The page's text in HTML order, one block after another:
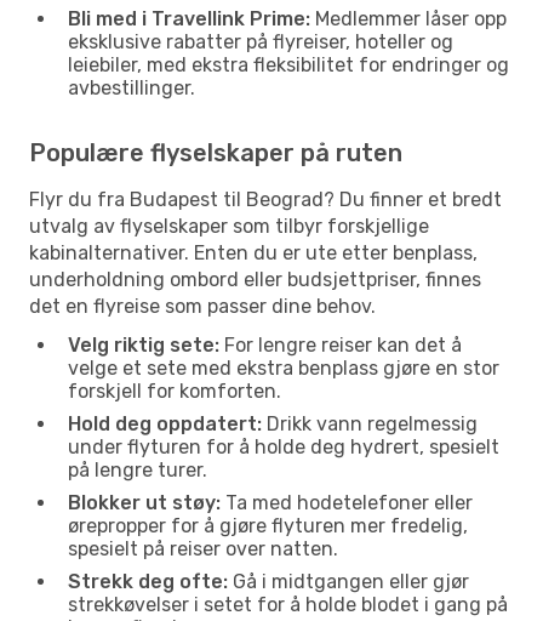
Bli med i Travellink Prime: Medlemmer låser opp
eksklusive rabatter på flyreiser, hoteller og
leiebiler, med ekstra fleksibilitet for endringer og
avbestillinger.
Populære flyselskaper på ruten
Flyr du fra Budapest til Beograd? Du finner et bredt
utvalg av flyselskaper som tilbyr forskjellige
kabinalternativer. Enten du er ute etter benplass,
underholdning ombord eller budsjettpriser, finnes
det en flyreise som passer dine behov.
Velg riktig sete: For lengre reiser kan det å
velge et sete med ekstra benplass gjøre en stor
forskjell for komforten.
Hold deg oppdatert: Drikk vann regelmessig
under flyturen for å holde deg hydrert, spesielt
på lengre turer.
Blokker ut støy: Ta med hodetelefoner eller
ørepropper for å gjøre flyturen mer fredelig,
spesielt på reiser over natten.
Strekk deg ofte: Gå i midtgangen eller gjør
strekkøvelser i setet for å holde blodet i gang på